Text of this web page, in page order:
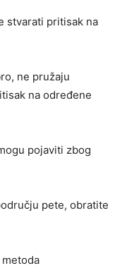
stvarati pritisak na
ne pružaju
na određene
pojaviti zbog
pete, obratite